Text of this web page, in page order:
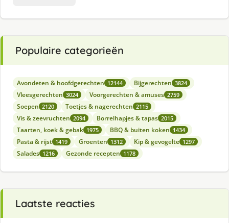
Populaire categorieën
Avondeten & hoofdgerechten 12144 Bijgerechten 3824
Vleesgerechten 3024 Voorgerechten & amuses 2759
Soepen 2120 Toetjes & nagerechten 2115
Vis & zeevruchten 2094 Borrelhapjes & tapas 2015
Taarten, koek & gebak 1975 BBQ & buiten koken 1434
Pasta & rijst 1419 Groenten 1312 Kip & gevogelte 1297
Salades 1216 Gezonde recepten 1178
Laatste reacties